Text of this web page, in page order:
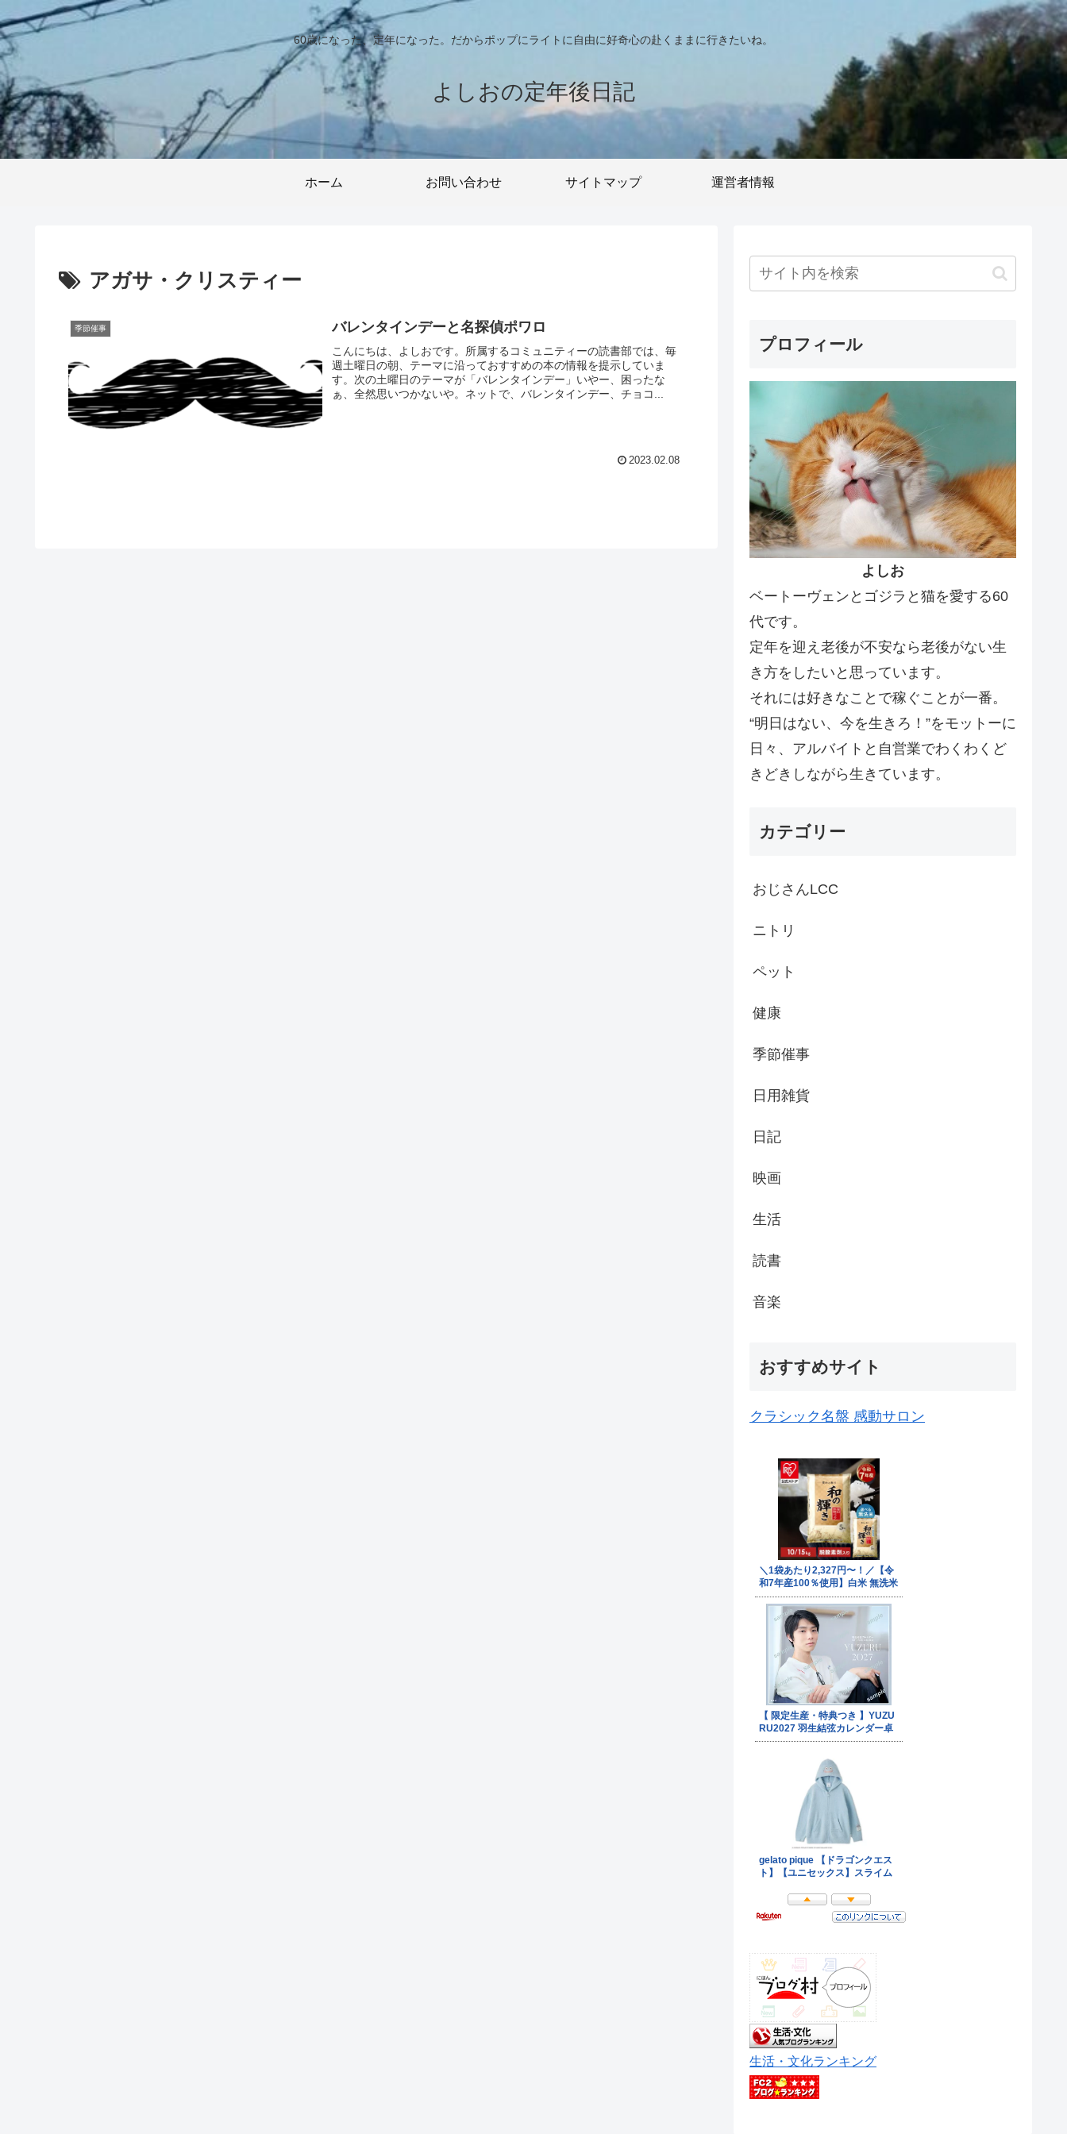
60歳になった、定年になった。だからポップにライトに自由に好奇心の赴くままに行きたいね。
よしおの定年後日記
ホーム お問い合わせ サイトマップ 運営者情報
アガサ・クリスティー
季節催事 バレンタインデーと名探偵ポワロ
こんにちは、よしおです。所属するコミュニティーの読書部では、毎
週土曜日の朝、テーマに沿っておすすめの本の情報を提示していま
す。次の土曜日のテーマが「バレンタインデー」いやー、困ったな
ぁ、全然思いつかないや。ネットで、バレンタインデー、チョコ...
2023.02.08
プロフィール
よしお
ベートーヴェンとゴジラと猫を愛する60
代です。
定年を迎え老後が不安なら老後がない生
き方をしたいと思っています。
それには好きなことで稼ぐことが一番。
“明日はない、今を生きろ！”をモットーに
日々、アルバイトと自営業でわくわくど
きどきしながら生きています。
カテゴリー
おじさんLCC
ニトリ
ペット
健康
季節催事
日用雑貨
日記
映画
生活
読書
音楽
おすすめサイト
クラシック名盤 感動サロン
生活・文化ランキング